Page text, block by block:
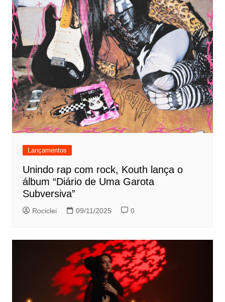
Lançamentos
Unindo rap com rock, Kouth lança o
álbum “Diário de Uma Garota
Subversiva”
Rociclei 09/11/2025 0